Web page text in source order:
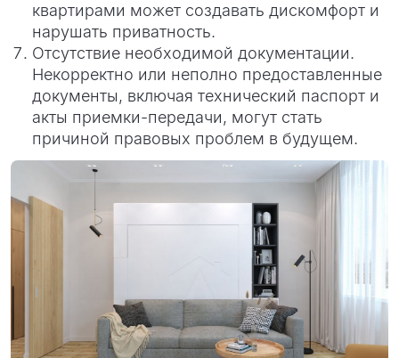
квартирами может создавать дискомфорт и
нарушать приватность.
Отсутствие необходимой документации.
Некорректно или неполно предоставленные
документы, включая технический паспорт и
акты приемки-передачи, могут стать
причиной правовых проблем в будущем.